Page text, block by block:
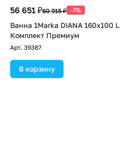
56 651 ₽60 915 ₽ -7%
Ванна 1Marka DIANA 160x100 L
Комплект Премиум
Арт. 39387
В корзину